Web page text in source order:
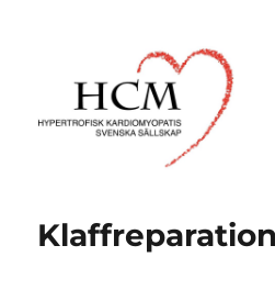
Svenska Sällskap
Klaffreparation